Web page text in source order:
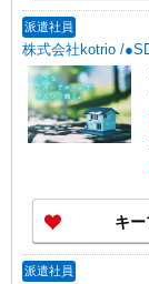
派遣社員
株式会社kotrio /
キ
派遣社員